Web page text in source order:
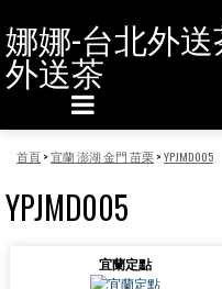
娜娜-台北外
外送茶
首頁>宜蘭 澎湖 金門 苗栗>YPJMD005
YPJMD005
宜蘭定點